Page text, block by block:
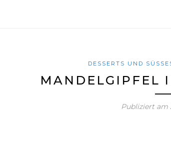
DESSERTS UND
MANDELGIPFEL
Publiziert am